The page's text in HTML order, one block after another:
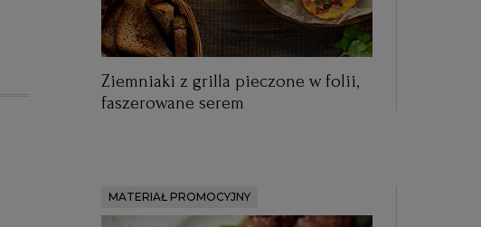
Ziemniaki z grilla pieczone w folii,
faszerowane serem
MATERIAŁ PROMOCYJNY